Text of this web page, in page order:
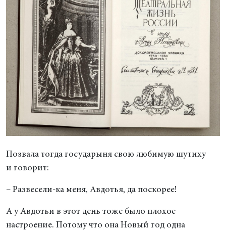
Позвала тогда государыня свою любимую шутиху
и говорит:
– Развесели-ка меня, Авдотья, да поскорее!
А у Авдотьи в этот день тоже было плохое
настроение. Потому что она Новый год одна